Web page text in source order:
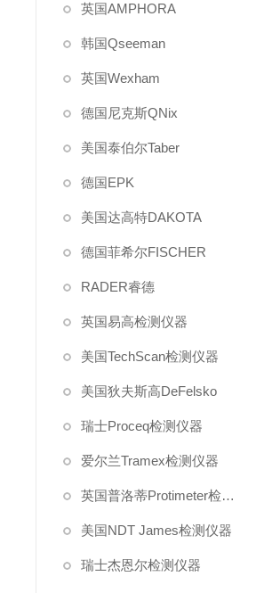
英国AMPHORA
韩国Qseeman
英国Wexham
德国尼克斯QNix
美国泰伯尔Taber
德国EPK
美国达高特DAKOTA
德国菲希尔FISCHER
RADER睿德
英国易高检测仪器
美国TechScan检测仪器
美国狄夫斯高DeFelsko
瑞士Proceq检测仪器
爱尔兰Tramex检测仪器
英国普洛蒂Protimeter检测仪器
美国NDT James检测仪器
瑞士杰恩尔检测仪器